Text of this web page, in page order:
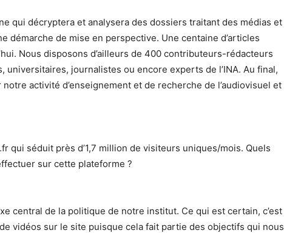
qui décryptera et analysera des dossiers traitant des médias et
démarche de mise en perspective. Une centaine d’articles
Nous disposons d’ailleurs de 400 contributeurs-rédacteurs
universitaires, journalistes ou encore experts de l’INA. Au final,
activité d’enseignement et de recherche de l’audiovisuel et
qui séduit près d’1,7 million de visiteurs uniques/mois. Quels
sur cette plateforme ?
central de la politique de notre institut. Ce qui est certain, c’est
vidéos sur le site puisque cela fait partie des objectifs qui nous